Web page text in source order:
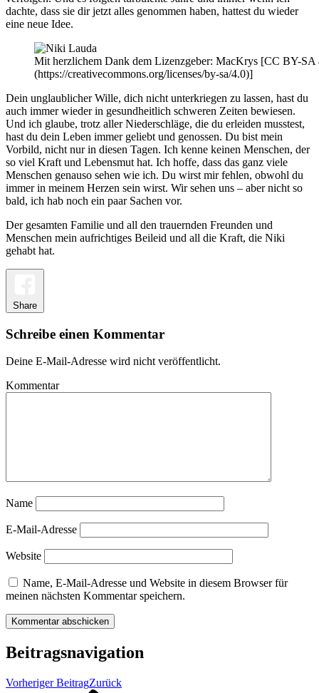
dachte, dass sie dir jetzt alles genommen haben, hattest du wieder
eine neue Idee.
Mit herzlichem Dank dem Lizenzgeber: MacKrys [CC BY-SA
(https://creativecommons.org/licenses/by-sa/4.0)]
Dein unglaublicher Wille, dich nicht unterkriegen zu lassen, hast du
auch immer wieder in gesundheitlich schweren Zeiten bewiesen.
Und ich glaube, trotz aller Niederschläge, die du erleiden musstest,
hast du dein Leben immer geliebt und genossen. Du bist mein
Vorbild, nicht nur in diesen Tagen. Ich kenne keinen Menschen, der
so viel Kraft und Lebensmut hat. Ich hoffe, dass das ganz viele
Menschen genauso sehen wie ich. Du wirst mir fehlen, obwohl du
immer in meinem Herzen sein wirst. Wir sehen uns – aber nicht so
bald, ich hab noch ein paar Sachen vor.
Der gesamten Familie und all den trauernden Freunden und
Menschen mein aufrichtiges Beileid und all die Kraft, die Niki
gehabt hat.
Share
Schreibe einen Kommentar
Deine E-Mail-Adresse wird nicht veröffentlicht.
Kommentar
Name
E-Mail-Adresse
Website
Name, E-Mail-Adresse und Website in diesem Browser für
meinen nächsten Kommentar speichern.
Beitragsnavigation
Vorheriger BeitragZurück